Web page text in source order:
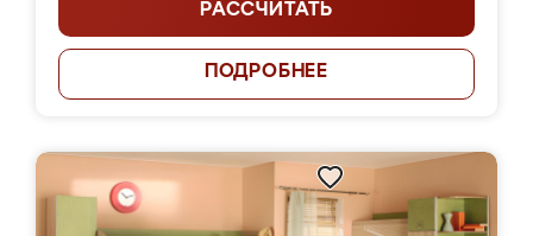
РАССЧИТАТЬ
ПОДРОБНЕЕ